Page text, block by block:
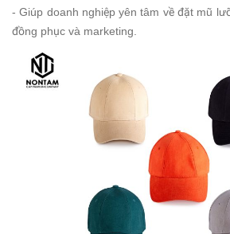
- Giúp doanh nghiệp yên tâm về đặt mũ
đồng phục và marketing.